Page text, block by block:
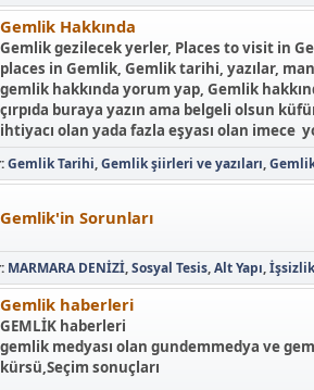
Gemlik Hakkında
Gemlik gezilecek yerler, Places to visit in
places in Gemlik, Gemlik tarihi, yazılar,
gemlik hakkında yorum yap, Gemlik
çırpıda buraya yazın ama belgeli olsun
ihtiyacı olan yada fazla eşyası olan imece
Gemlik Tarihi Gemlik şiirleri ve yazıları
Gemlik'in Sorunları
MARMARA DENİZİ Sosyal Tesis Alt Yapı İşsizlik
Gemlik haberleri
GEMLİK haberleri
gemlik medyası olan gundemmedya ve
kürsü,Seçim sonuçları